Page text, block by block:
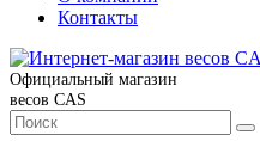
Контакты
Официальный магазин
весов CAS